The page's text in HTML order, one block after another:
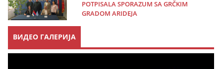
POTPISALA SPORAZUM SA GRČKIM
GRADOM ARIDEJA
ВИДЕО ГАЛЕРИЈА